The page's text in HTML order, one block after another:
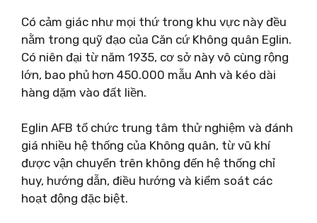
Có cảm giác như mọi thứ trong khu vực này đều
nằm trong quỹ đạo của Căn cứ Không quân Eglin.
Có niên đại từ năm 1935, cơ sở này vô cùng rộng
lớn, bao phủ hơn 450.000 mẫu Anh và kéo dài
hàng dặm vào đất liền.
Eglin AFB tổ chức trung tâm thử nghiệm và đánh
giá nhiều hệ thống của Không quân, từ vũ khí
được vận chuyển trên không đến hệ thống chỉ
huy, hướng dẫn, điều hướng và kiểm soát các
hoạt động đặc biệt.